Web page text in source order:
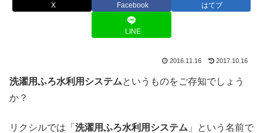
X Facebook はてブ
LINE
2016.11.16 2017.10.16
洗濯用ふろ水利用システムというものをご存知でしょう
か？
リクシルでは「 洗濯用ふろ水利用システム 」という名前で